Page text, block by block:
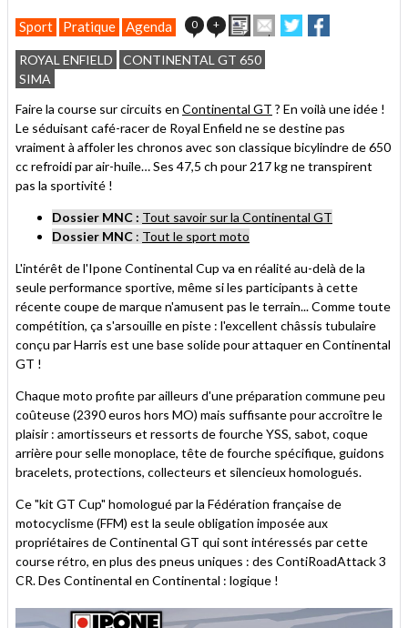
Sport Pratique Agenda 0 + ImprimerEnvoyer
cet
article
à
Partager
sur
sur
ROYAL ENFIELD
CONTINENTAL GT 650
SIMA
Faire la course sur circuits en Continental GT ? En voilà une idée !
Le séduisant café-racer de Royal Enfield ne se destine pas
vraiment à affoler les chronos avec son classique bicylindre de 650
cc refroidi par air-huile… Ses 47,5 ch pour 217 kg ne transpirent
pas la sportivité !
Dossier MNC : Tout savoir sur la Continental GT
Dossier MNC : Tout le sport moto
L'intérêt de l'Ipone Continental Cup va en réalité au-delà de la
seule performance sportive, même si les participants à cette
récente coupe de marque n'amusent pas le terrain... Comme toute
compétition, ça s'arsouille en piste : l'excellent châssis tubulaire
conçu par Harris est une base solide pour attaquer en Continental
GT !
Chaque moto profite par ailleurs d'une préparation commune peu
coûteuse (2390 euros hors MO) mais suffisante pour accroître le
plaisir : amortisseurs et ressorts de fourche YSS, sabot, coque
arrière pour selle monoplace, tête de fourche spécifique, guidons
bracelets, protections, collecteurs et silencieux homologués.
Ce "kit GT Cup" homologué par la Fédération française de
motocyclisme (FFM) est la seule obligation imposée aux
propriétaires de Continental GT qui sont intéressés par cette
course rétro, en plus des pneus uniques : des ContiRoadAttack 3
CR. Des Continental en Continental : logique !